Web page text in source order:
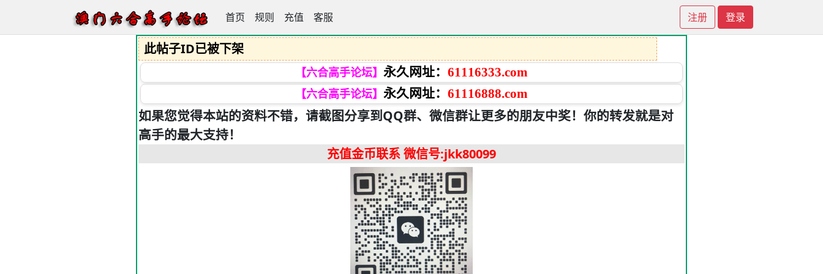
首页 规则 充值 客服 注册 登录
澳门六合高手论坛
此帖子ID已被下架
【六合高手论坛】 永久网址： 61116333.com
【六合高手论坛】 永久网址： 61116888.com
如果您觉得本站的资料不错，请截图分享到QQ群、微信群让更多的朋友中奖！你的转发就是对
高手的最大支持！
充值金币联系微信号:jkk80099